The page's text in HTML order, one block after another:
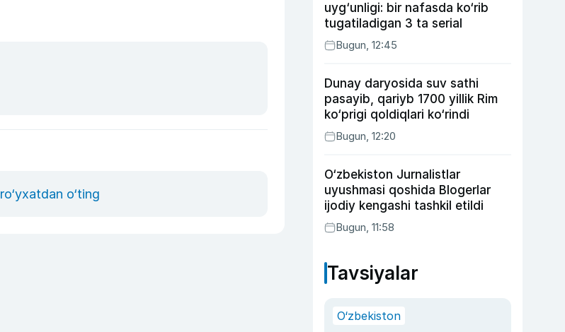
ro‘yxatdan o‘ting
uyg‘unligi: bir nafasda ko‘rib
tugatiladigan 3 ta serial
Bugun, 12:45
Dunay daryosida suv sathi
pasayib, qariyb 1700 yillik Rim
ko‘prigi qoldiqlari ko‘rindi
Bugun, 12:20
O‘zbekiston Jurnalistlar
uyushmasi qoshida Blogerlar
ijodiy kengashi tashkil etildi
Bugun, 11:58
Tavsiyalar
O‘zbekiston